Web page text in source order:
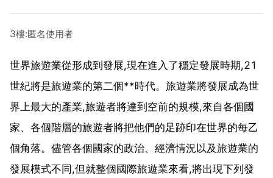
3樓:匿名使用者
世界旅遊業從形成到發展,現在進入了穩定發展時期,21
世紀將是旅遊業的第二個**時代。旅遊業將發展成為世
界上最大的產業,旅遊者將達到空前的規模,來自各個國
家、各個階層的旅遊者將把他們的足跡印在世界的每乙
個角落。儘管各個國家的政治、經濟情況以及旅遊業的
發展模式不同,但就整個國際旅遊業來看,將出現下列發